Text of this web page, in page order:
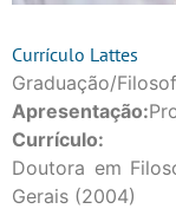
Currículo Lattes
Graduação/
Apresentação:
Currículo:
Doutora em
Gerais (2004)